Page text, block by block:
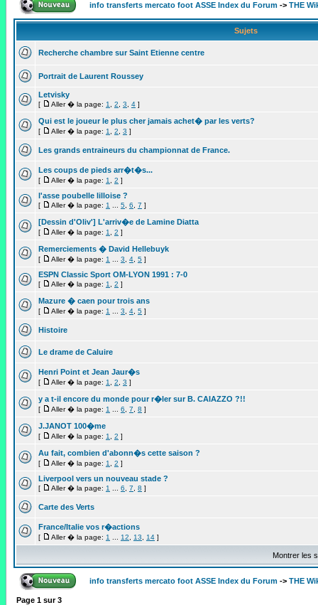
info transferts mercato foot ASSE Index du Forum -> THE
Sujets
Recherche chambre sur Saint Etienne centre
Portrait de Laurent Roussey
Letvisky
[ Aller � la page: 1 2 3 4 ]
Qui est le joueur le plus cher jamais achet� par les verts?
[ Aller � la page: 1 2 3 ]
Les grands entraineurs du championnat de France.
Les coups de pieds arr�t�s...
[ Aller � la page: 1 2 ]
l'asse poubelle lilloise ?
[ Aller � la page: 1 5 6 7 ]
[Dessin d'Oliv'] L'arriv�e de Lamine Diatta
[ Aller � la page: 1 2 ]
Remerciements � David Hellebuyk
[ Aller � la page: 1 3 4 5 ]
ESPN Classic Sport OM-LYON 1991 : 7-0
[ Aller � la page: 1 2 ]
Mazure � caen pour trois ans
[ Aller � la page: 1 3 4 5 ]
Histoire
Le drame de Caluire
Henri Point et Jean Jaur�s
[ Aller � la page: 1 2 3 ]
y a t-il encore du monde pour r�ler sur B. CAIAZZO ?!!
[ Aller � la page: 1 6 7 8 ]
J.JANOT 100�me
[ Aller � la page: 1 2 ]
Au fait, combien d'abonn�s cette saison ?
[ Aller � la page: 1 2 ]
Liverpool vers un nouveau stade ?
[ Aller � la page: 1 6 7 8 ]
Carte des Verts
France/Italie vos r�actions
[ Aller � la page: 1 12 13 14 ]
Montrer les
info transferts mercato foot ASSE Index du Forum -> THE
Page 1 sur3